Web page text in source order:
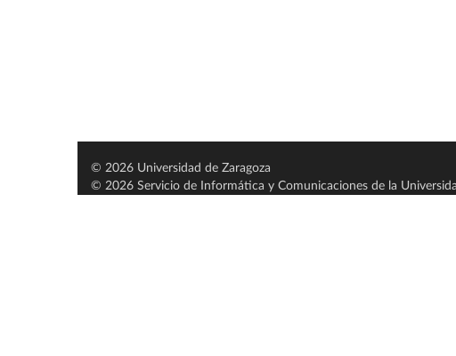
© 2026 Universidad de Zaragoza
© 2026 Servicio de Informática y Comunicaciones de la